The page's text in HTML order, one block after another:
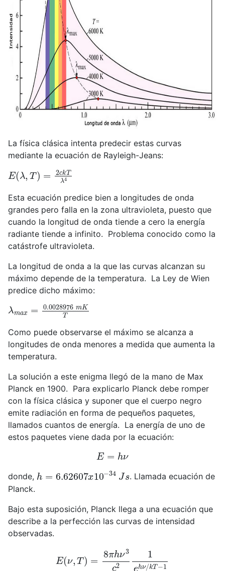
La física clásica intenta predecir estas curvas
mediante la ecuación de Rayleigh-Jeans:
E(λ T)= kTλ
Esta ecuación predice bien a longitudes de onda
grandes pero falla en la zona ultravioleta, puesto que
cuando la longitud de onda tiende a cero la energía
radiante tiende a infinito. Problema conocido como la
catástrofe ultravioleta.
La longitud de onda a la que las curvas alcanzan su
máximo depende de la temperatura. La Ley de Wien
predice dicho máximo:
λ 0.0028976
Como puede observarse el máximo se alcanza a
longitudes de onda menores a medida que aumenta la
temperatura.
La solución a este enigma llegó de la mano de Max
Planck en 1900. Para explicarlo Planck debe romper
con la física clásica y suponer que el cuerpo negro
emite radiación en forma de pequeños paquetes,
llamados cuantos de energía. La energía de uno de
estos paquetes viene dada por la ecuación:
E =hν
donde, h 6.62607x 10 −34 s
. Llamada ecuación de
Planck.
Bajo esta suposición, Planck llega a una ecuación que
describe a la perfección las curvas de intensidad
observadas.
ν 3c 21 ν/